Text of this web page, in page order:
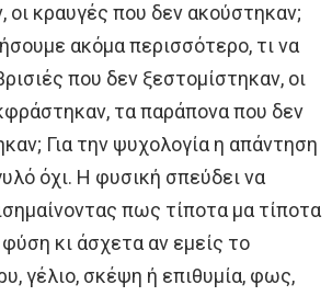
οι κραυγές που δεν ακούστηκαν;
ακόμα περισσότερο, τι να
που δεν ξεστομίστηκαν, οι
τα παράπονα που δεν
Για την ψυχολογία η απάντηση
όχι. Η φυσική σπεύδει να
πως τίποτα μα τίποτα
κι άσχετα αν εμείς το
γέλιο, σκέψη ή επιθυμία, φως,